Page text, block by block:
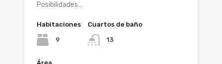
Posibilidades…
Habitaciones
9
Cuartos de baño
13